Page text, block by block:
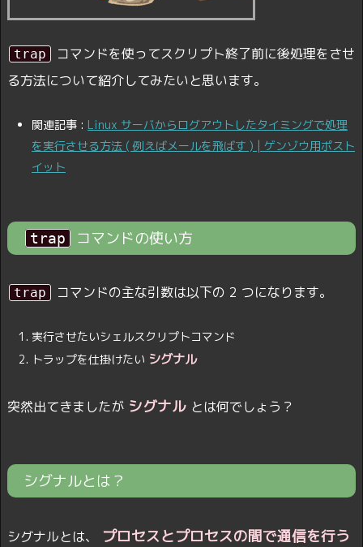
trap
コマンドを使ってスクリプト終了前に後処理をさせ
る方法について紹介してみたいと思います。
関連記事 : Linux サーバからログアウトしたタイミングで処理
を実行させる方法 ( 例えばメールを飛ばす ) | ゲンゾウ用ポスト
イット
trap コマンドの使い方
trap コマンドの主な引数は以下の 2 つになります。
実行させたいシェルスクリプトコマンド
トラップを仕掛けたい シグナル
突然出てきましたが シグナル とは何でしょう？
シグナルとは？
シグナルとは、 プロセスとプロセスの間で通信を行う